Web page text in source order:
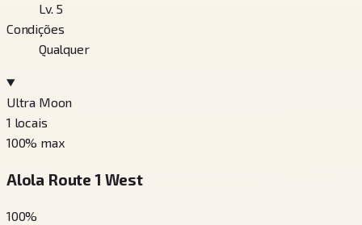
Lv. 5
Condições
Qualquer
Ultra Moon
1 locais
100% max
Alola Route 1 West
100%